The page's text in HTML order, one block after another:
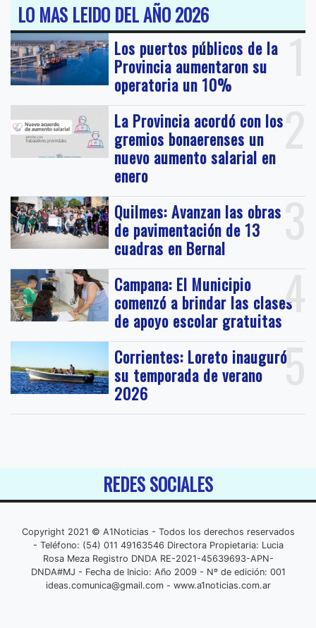
LO MAS LEIDO DEL AÑO 2026
1
Los puertos públicos de la
Provincia aumentaron su
operatoria un 10%
2
La Provincia acordó con los
gremios bonaerenses un
nuevo aumento salarial en
enero
3
Quilmes: Avanzan las obras
de pavimentación de 13
cuadras en Bernal
4
Campana: El Municipio
comenzó a brindar las clases
de apoyo escolar gratuitas
5
Corrientes: Loreto inauguró
su temporada de verano
2026
REDES SOCIALES
Copyright 2021 © A1Noticias - Todos los derechos reservados
- Teléfono: (54) 011 49163546 Directora Propietaria: Lucia
Rosa Meza Registro DNDA RE-2021-45639693-APN-
DNDA#MJ - Fecha de Inicio: Año 2009 - Nº de edición: 001
ideas.comunica@gmail.com- www.a1noticias.com.ar